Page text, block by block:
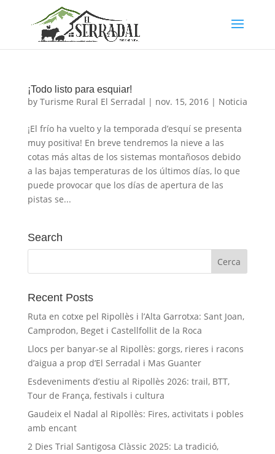
¡Todo listo para esquiar!
by Turisme Rural El Serradal | nov. 15, 2016| Noticia
¡El frío ha vuelto y la temporada d’esquí se presenta
muy positiva! En breve tendremos la nieve a las
cotas más altas de los sistemas montañosos debido
a las bajas temperaturas de los últimos días, lo que
puede provocar que los días de apertura de las
pistas se...
Search
Recent Posts
Ruta en cotxe pel Ripollès i l’Alta Garrotxa: Sant Joan,
Camprodon, Beget i Castellfollit de la Roca
Llocs per banyar-se al Ripollès: gorgs, rieres i racons
d’aigua a prop d’El Serradal i Mas Guanter
Esdeveniments d’estiu al Ripollès 2026: trail, BTT,
Tour de França, festivals i cultura
Gaudeix el Nadal al Ripollès: Fires, activitats i pobles
amb encant
2 Dies Trial Santigosa Clàssic 2025: La tradició,